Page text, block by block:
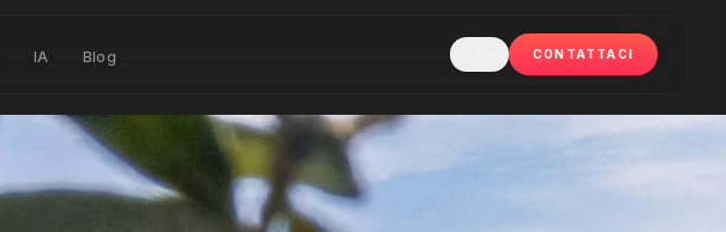
IA Blog CONTATTACI